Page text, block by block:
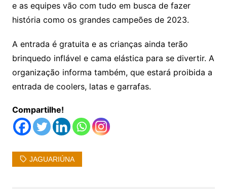
e as equipes vão com tudo em busca de fazer
história como os grandes campeões de 2023.
A entrada é gratuita e as crianças ainda terão
brinquedo inflável e cama elástica para se divertir. A
organização informa também, que estará proibida a
entrada de coolers, latas e garrafas.
Compartilhe!
JAGUARIÚNA